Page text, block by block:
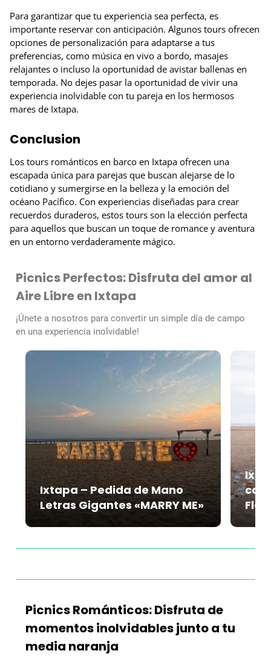
Para garantizar que tu experiencia sea perfecta, es
importante reservar con anticipación. Algunos tours ofrecen
opciones de personalización para adaptarse a tus
preferencias, como música en vivo a bordo, masajes
relajantes o incluso la oportunidad de avistar ballenas en
temporada. No dejes pasar la oportunidad de vivir una
experiencia inolvidable con tu pareja en los hermosos
mares de Ixtapa.
Conclusion
Los tours románticos en barco en Ixtapa ofrecen una
escapada única para parejas que buscan alejarse de lo
cotidiano y sumergirse en la belleza y la emoción del
océano Pacífico. Con experiencias diseñadas para crear
recuerdos duraderos, estos tours son la elección perfecta
para aquellos que buscan un toque de romance y aventura
en un entorno verdaderamente mágico.
Picnics Perfectos: Disfruta del amor al
Aire Libre en Ixtapa
¡Únete a nosotros para convertir un simple día de campo
en una experiencia inolvidable!
Ixtapa – Pedida de Mano
Letras Gigantes «MARRY ME»
con
Picnics Románticos: Disfruta de
momentos inolvidables junto a tu
media naranja